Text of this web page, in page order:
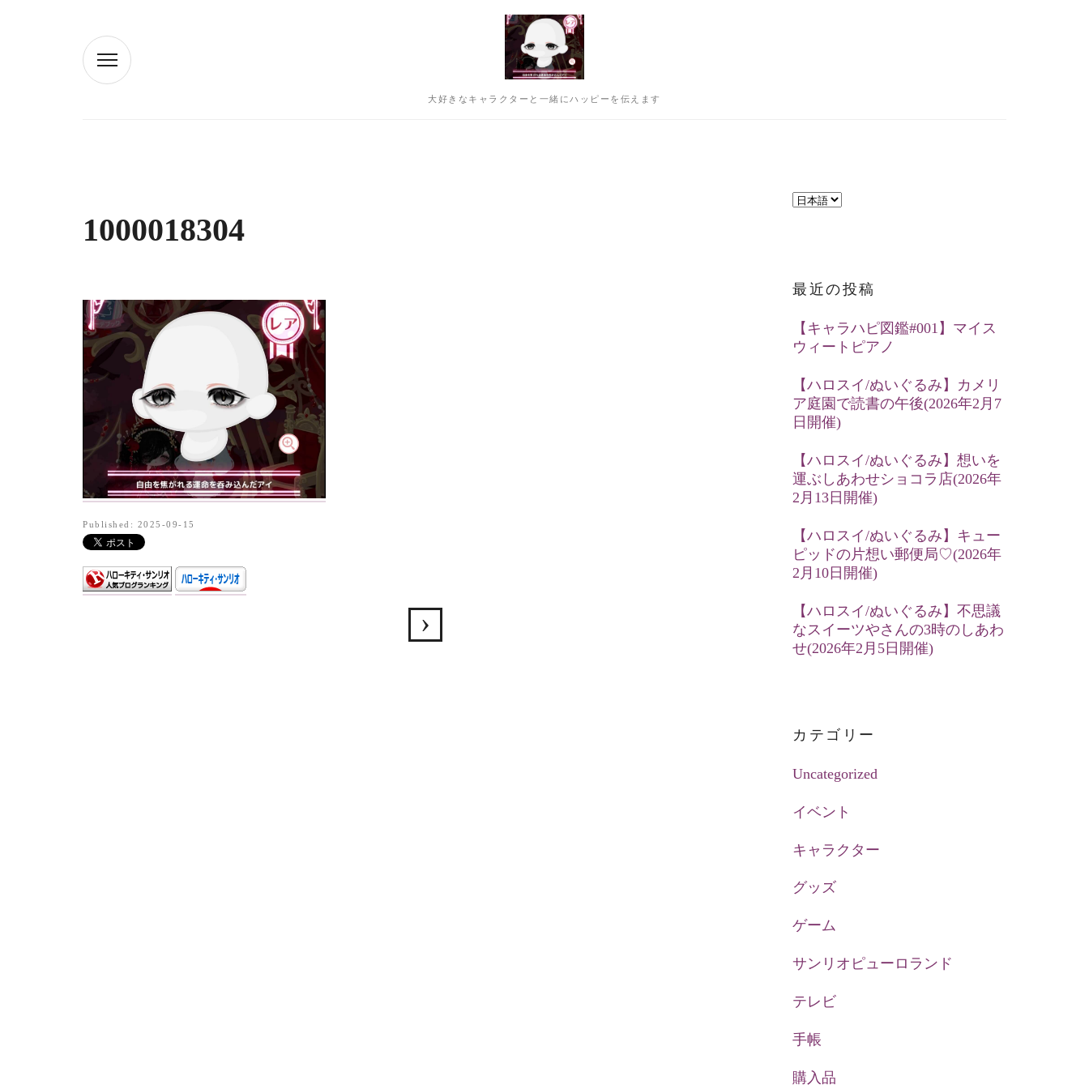
大好きなキャラクターと一緒にハッピーを伝えます
1000018304
Published: 2025-09-15
言
択
最近の投稿
【キャラハピ図鑑#001】マイス
ウィートピアノ
【ハロスイ/ぬいぐるみ】カメリ
ア庭園で読書の午後(2026年2月7
日開催)
【ハロスイ/ぬいぐるみ】想いを
運ぶしあわせショコラ店(2026年
2月13日開催)
【ハロスイ/ぬいぐるみ】キュー
ピッドの片想い郵便局♡(2026年
2月10日開催)
【ハロスイ/ぬいぐるみ】不思議
なスイーツやさんの3時のしあわ
せ(2026年2月5日開催)
カテゴリー
Uncategorized
イベント
キャラクター
グッズ
ゲーム
サンリオピューロランド
テレビ
手帳
購入品